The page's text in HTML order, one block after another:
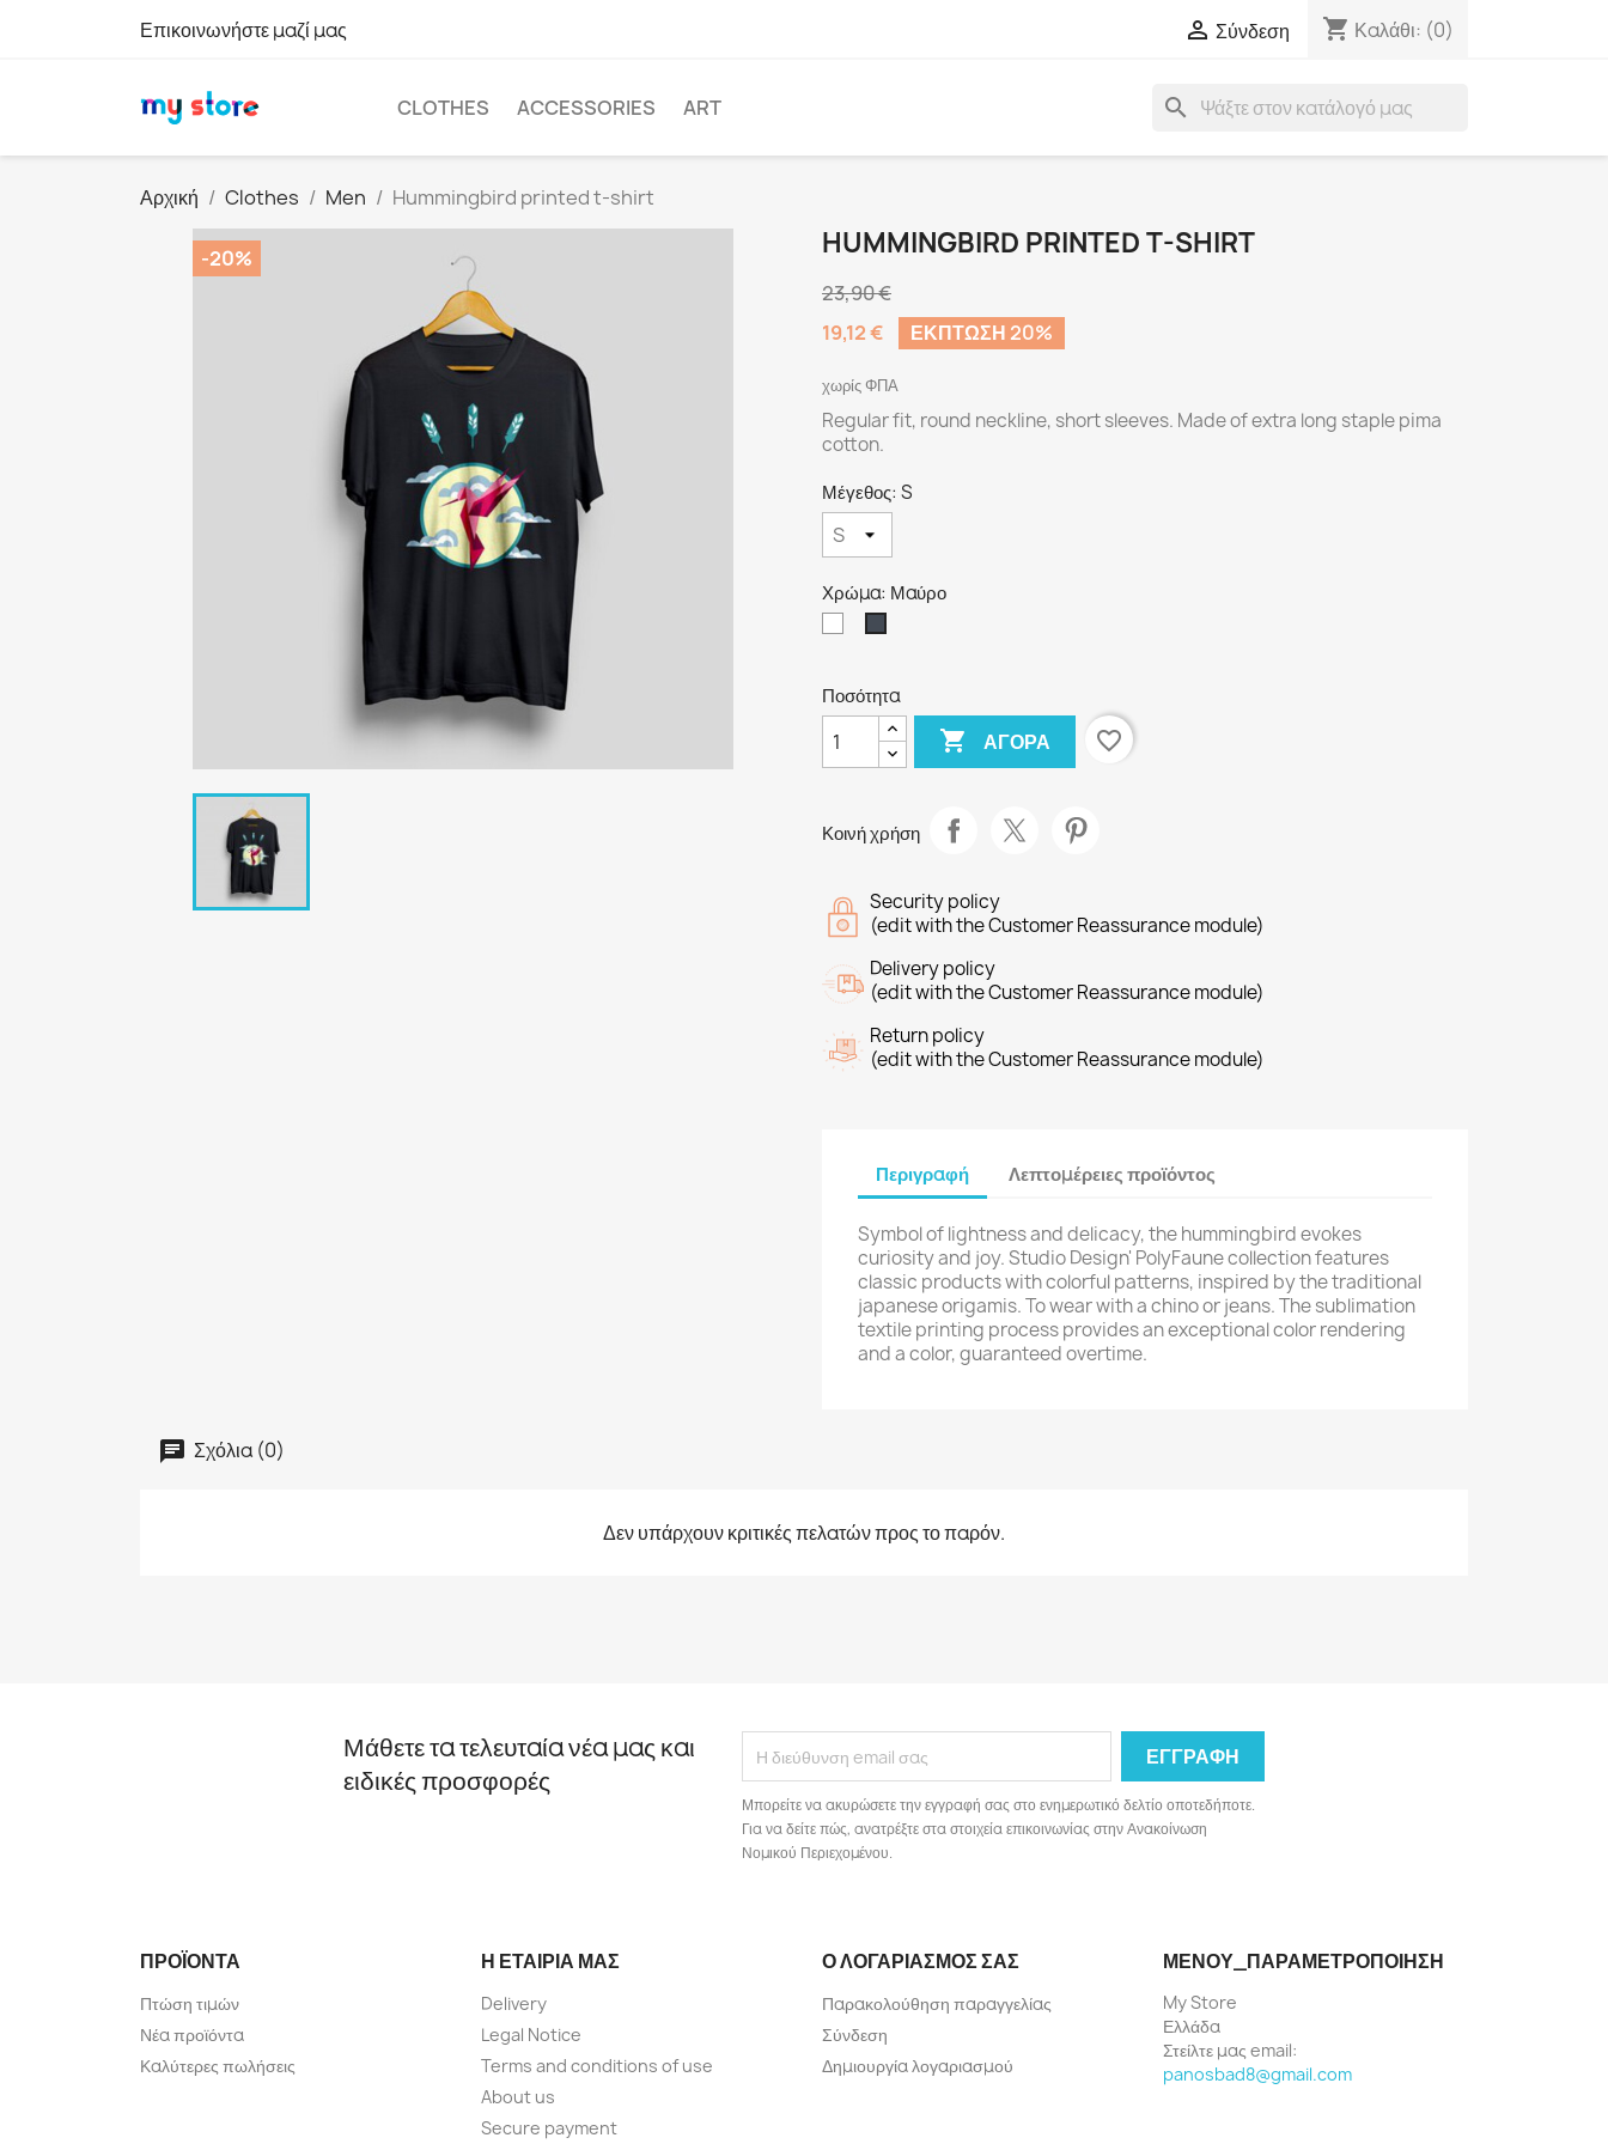
Επικοινωνήστε μαζί μας  Σύνδεση shopping_cart Καλάθι: (0)
CLOTHES ACCESSORIES ART search
Αρχική Clothes Men Hummingbird printed t-shirt
-20% HUMMINGBIRD PRINTED T-SHIRT
23,90 €
19,12 €
ΈΚΠΤΩΣΗ 20%
χωρίς ΦΠΑ
Regular fit, round neckline, short sleeves. Made of extra long staple pima
cotton.
Μέγεθος: S
Χρώμα: Μαύρο
Ποσότητα
 ΑΓΟΡΆ favorite_border
Κοινή χρήση
Security policy
(edit with the Customer Reassurance module)
Delivery policy
(edit with the Customer Reassurance module)
Return policy
(edit with the Customer Reassurance module)
Περιγραφή Λεπτομέρειες προϊόντος
Symbol of lightness and delicacy, the hummingbird evokes
curiosity and joy. Studio Design' PolyFaune collection features
classic products with colorful patterns, inspired by the traditional
japanese origamis. To wear with a chino or jeans. The sublimation
textile printing process provides an exceptional color rendering
and a color, guaranteed overtime.
Σχόλια (0)
Δεν υπάρχουν κριτικές πελατών προς το παρόν.
Μάθετε τα τελευταία νέα μας και
ειδικές προσφορές
Μπορείτε να ακυρώσετε την εγγραφή σας στο ενημερωτικό δελτίο οποτεδήποτε.
Για να δείτε πώς, ανατρέξτε στα στοιχεία επικοινωνίας στην Ανακοίνωση
Νομικού Περιεχομένου.
ΠΡΟΪΌΝΤΑ
Πτώση τιμών
Νέα προϊόντα
Καλύτερες πωλήσεις
Η ΕΤΑΙΡΊΑ ΜΑΣ
Delivery
Legal Notice
Terms and conditions of use
About us
Secure payment
Ο ΛΟΓΑΡΙΑΣΜΌΣ ΣΑΣ
Παρακολούθηση παραγγελίας
Σύνδεση
Δημιουργία λογαριασμού
ΜΕΝΟΎ_ΠΑΡΑΜΕΤΡΟΠΟΊΗΣΗ
My Store
Ελλάδα
Στείλτε μας email:
panosbad8@gmail.com